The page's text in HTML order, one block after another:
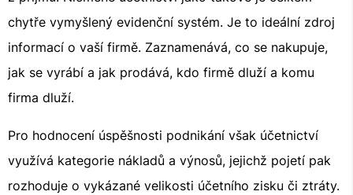
chytře vymyšlený evidenční systém. Je to ideální zdroj
informací o vaší firmě. Zaznamenává, co se nakupuje,
jak se vyrábí a jak prodává, kdo firmě dluží a komu
firma dluží.
Pro hodnocení úspěšnosti podnikání však účetnictví
využívá kategorie nákladů a výnosů, jejichž pojetí pak
rozhoduje o vykázané velikosti účetního zisku či ztráty.